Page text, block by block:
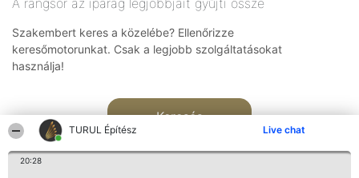
TURUL Építész Live chat
20:28
A rangsor az iparág legjobbjait gyűjti össze
Szakembert keres a közelébe? Ellenőrizze
keresőmotorunkat. Csak a legjobb szolgáltatásokat
használja!
Keresés